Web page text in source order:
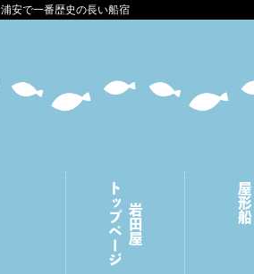
浦安で一番歴史の長い船宿
岩田屋
トップページ 屋形船